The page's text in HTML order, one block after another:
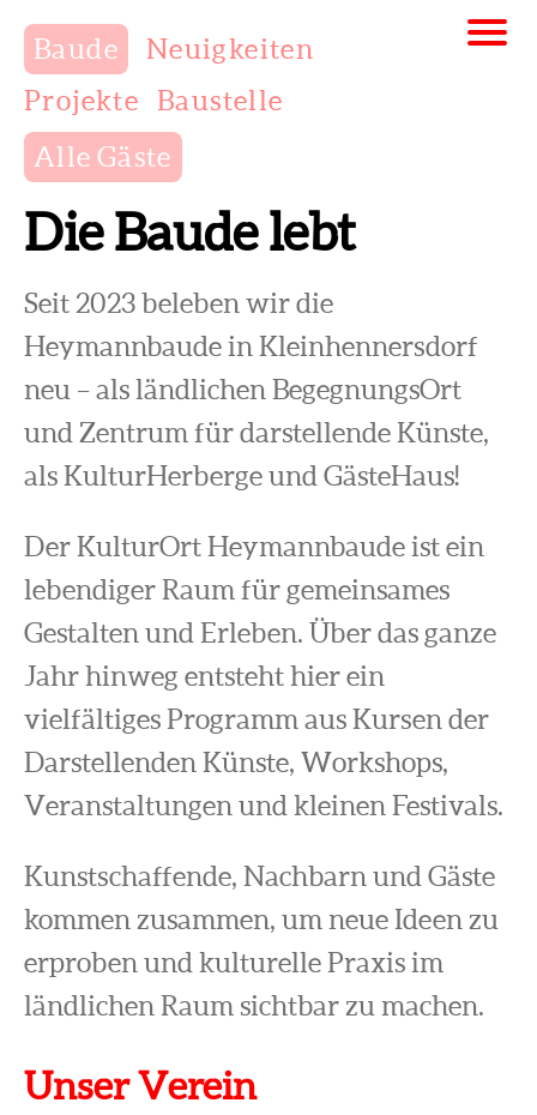
Baude
Neuigkeiten
Projekte
Baustelle
Alle Gäste
Die Baude lebt
Seit 2023 beleben wir die
Heymannbaude in Kleinhennersdorf
neu – als ländlichen BegegnungsOrt
und Zentrum für darstellende Künste,
als KulturHerberge und GästeHaus!
Der KulturOrt Heymannbaude ist ein
lebendiger Raum für gemeinsames
Gestalten und Erleben. Über das ganze
Jahr hinweg entsteht hier ein
vielfältiges Programm aus Kursen der
Darstellenden Künste, Workshops,
Veranstaltungen und kleinen Festivals.
Kunstschaffende, Nachbarn und Gäste
kommen zusammen, um neue Ideen zu
erproben und kulturelle Praxis im
ländlichen Raum sichtbar zu machen.
Unser Verein